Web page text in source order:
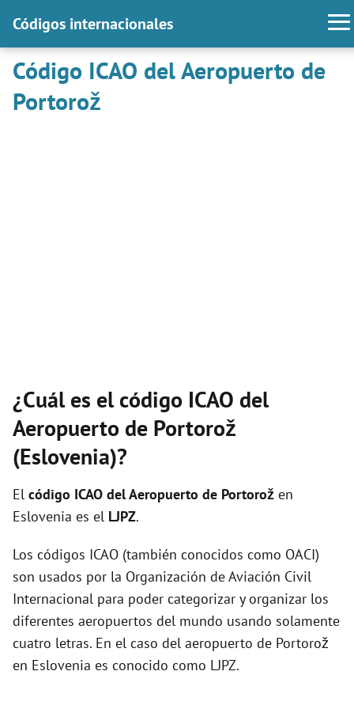
Códigos internacionales
Código ICAO del Aeropuerto de
Portorož
¿Cuál es el código ICAO del
Aeropuerto de Portorož
(Eslovenia)?
El código ICAO delAeropuerto de Portorož en
Eslovenia es el LJPZ.
Los códigos ICAO (también conocidos como OACI)
son usados por la Organización de Aviación Civil
Internacional para poder categorizar y organizar los
diferentes aeropuertos del mundo usando solamente
cuatro letras. En el caso del aeropuerto de Portorož
en Eslovenia es conocido como LJPZ.